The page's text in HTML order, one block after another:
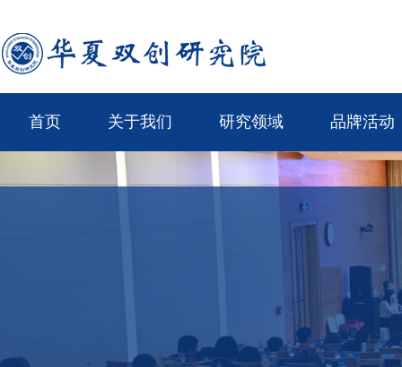
首页 关于我们 研究领域 品牌活动